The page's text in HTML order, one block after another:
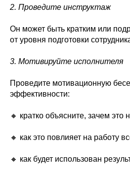
2. Проведите инструктаж
Он может быть кратким или
от уровня подготовки
3. Мотивируйте исполнителя
Проведите мотивационную
эффективности:
🔸 кратко объясните, зачем это
🔸 как это повлияет на работу
🔸 как будет использован